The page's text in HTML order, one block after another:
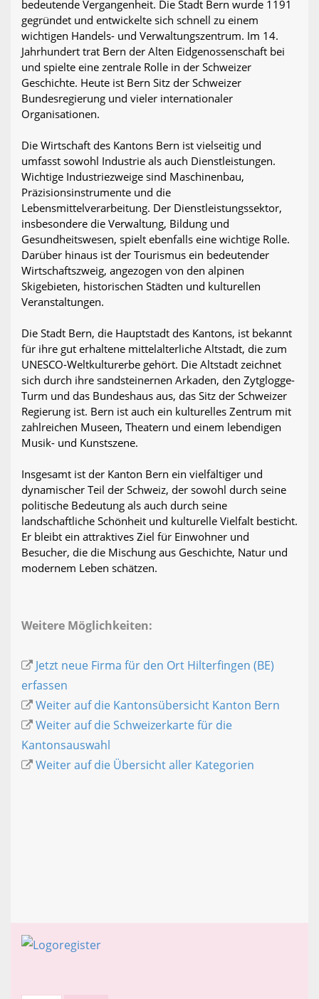
bedeutende Vergangenheit. Die Stadt Bern wurde 1191
gegründet und entwickelte sich schnell zu einem
wichtigen Handels- und Verwaltungszentrum. Im 14.
Jahrhundert trat Bern der Alten Eidgenossenschaft bei
und spielte eine zentrale Rolle in der Schweizer
Geschichte. Heute ist Bern Sitz der Schweizer
Bundesregierung und vieler internationaler
Organisationen.
Die Wirtschaft des Kantons Bern ist vielseitig und
umfasst sowohl Industrie als auch Dienstleistungen.
Wichtige Industriezweige sind Maschinenbau,
Präzisionsinstrumente und die
Lebensmittelverarbeitung. Der Dienstleistungssektor,
insbesondere die Verwaltung, Bildung und
Gesundheitswesen, spielt ebenfalls eine wichtige Rolle.
Darüber hinaus ist der Tourismus ein bedeutender
Wirtschaftszweig, angezogen von den alpinen
Skigebieten, historischen Städten und kulturellen
Veranstaltungen.
Die Stadt Bern, die Hauptstadt des Kantons, ist bekannt
für ihre gut erhaltene mittelalterliche Altstadt, die zum
UNESCO-Weltkulturerbe gehört. Die Altstadt zeichnet
sich durch ihre sandsteinernen Arkaden, den Zytglogge-
Turm und das Bundeshaus aus, das Sitz der Schweizer
Regierung ist. Bern ist auch ein kulturelles Zentrum mit
zahlreichen Museen, Theatern und einem lebendigen
Musik- und Kunstszene.
Insgesamt ist der Kanton Bern ein vielfältiger und
dynamischer Teil der Schweiz, der sowohl durch seine
politische Bedeutung als auch durch seine
landschaftliche Schönheit und kulturelle Vielfalt besticht.
Er bleibt ein attraktives Ziel für Einwohner und
Besucher, die die Mischung aus Geschichte, Natur und
modernem Leben schätzen.
Weitere Möglichkeiten:
Jetzt neue Firma für den Ort Hilterfingen (BE)
erfassen
Weiter auf die Kantonsübersicht Kanton Bern
Weiter auf die Schweizerkarte für die
Kantonsauswahl
Weiter auf die Übersicht aller Kategorien